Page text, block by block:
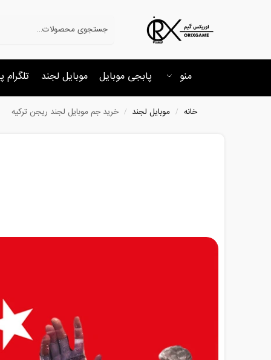
منو پابجی موبایل موبایل لجند تلگرام
خانه / موبایل لجند / خرید جم موبایل لجند ریجن ترکیه